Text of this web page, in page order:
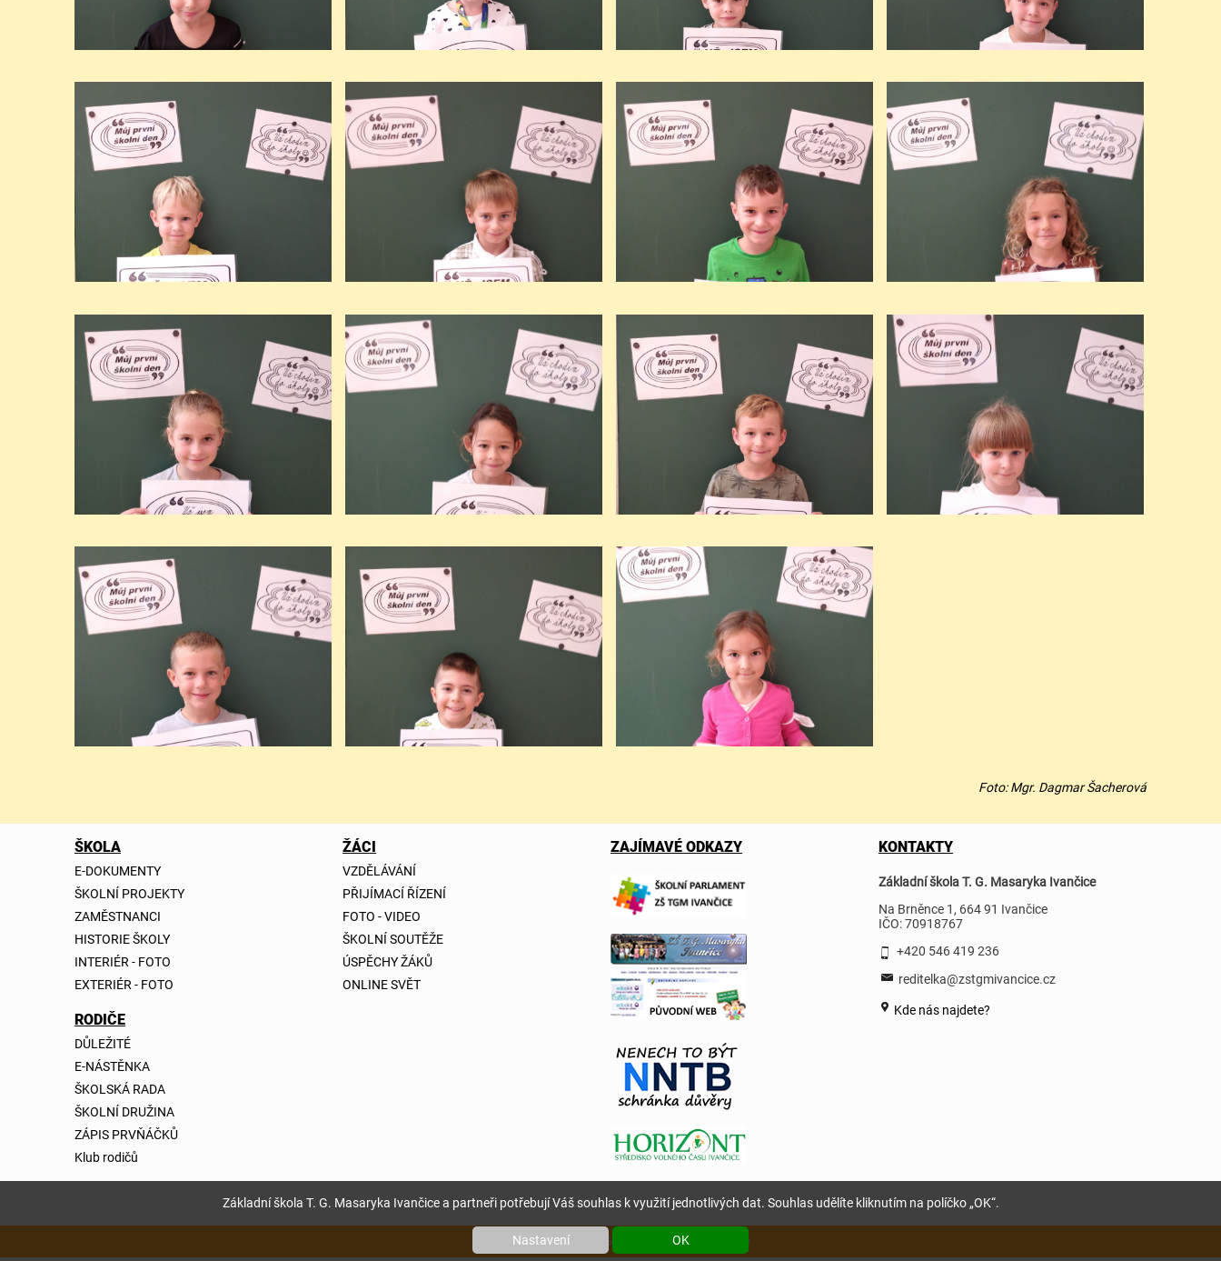
Základní škola T. G. Masaryka Ivančice a partneři potřebují Váš souhlas k využití jednotlivých dat. Souhlas udělíte kliknutím na políčko „OK“.
Nastavení OK
Foto: Mgr. Dagmar Šacherová
ŠKOLA
E-DOKUMENTY
ŠKOLNÍ PROJEKTY
ZAMĚSTNANCI
HISTORIE ŠKOLY
INTERIÉR - FOTO
EXTERIÉR - FOTO
ŽÁCI
VZDĚLÁVÁNÍ
PŘIJÍMACÍ ŘÍZENÍ
FOTO - VIDEO
ŠKOLNÍ SOUTĚŽE
ÚSPĚCHY ŽÁKŮ
ONLINE SVĚT
RODIČE
DŮLEŽITÉ
E-NÁSTĚNKA
ŠKOLSKÁ RADA
ŠKOLNÍ DRUŽINA
ZÁPIS PRVŇÁČKŮ
Klub rodičů
ZAJÍMAVÉ ODKAZY KONTAKTY
Základní škola T. G. Masaryka Ivančice
Na Brněnce 1, 664 91 Ivančice
IČO: 70918767
+420 546 419 236
reditelka@zstgmivancice.cz
Kde nás najdete?
Copyright © 2026 Základní škola T. G. Masaryka Ivančice